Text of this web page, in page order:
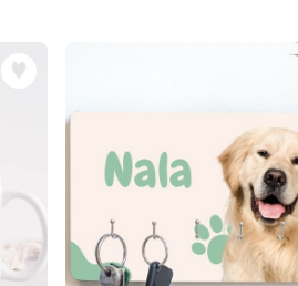
34,99 €
Personalisierbares Retro-
Handtuch mit Text
über 2.400
mal gekauft
34,99 €
Ice Cooler - Kreativer
Flaschenkühler